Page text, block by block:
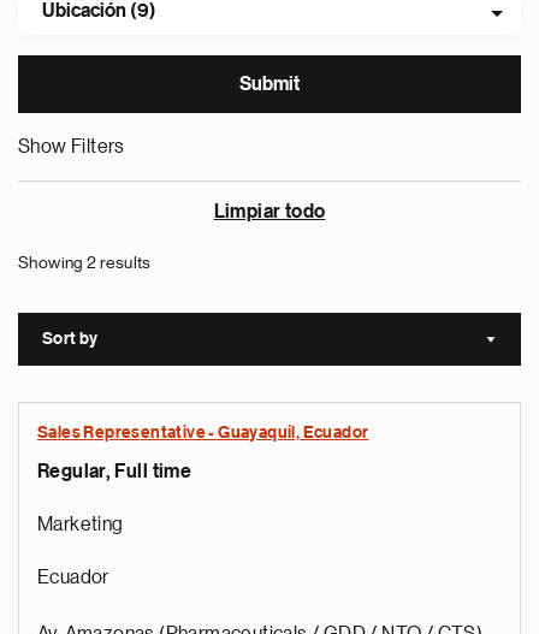
Ubicación (9)
Show Filters
Limpiar todo
Showing 2 results
Sort by Sort
Sales Representative - Guayaquil, Ecuador
Regular, Full time
Marketing
Ecuador